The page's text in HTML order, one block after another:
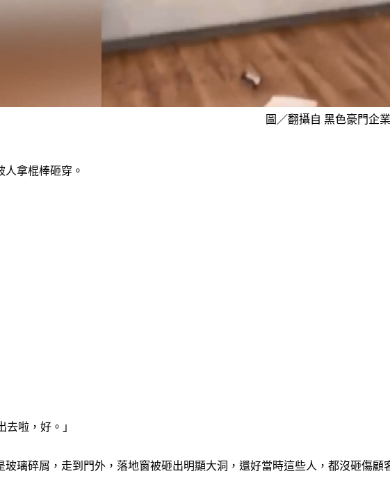
圖／翻攝自 黑色豪門企業
拿棍棒砸穿。
啦，好。」
玻璃碎屑，走到門外，落地窗被砸出明顯大洞，還好當時這些人，都沒砸傷